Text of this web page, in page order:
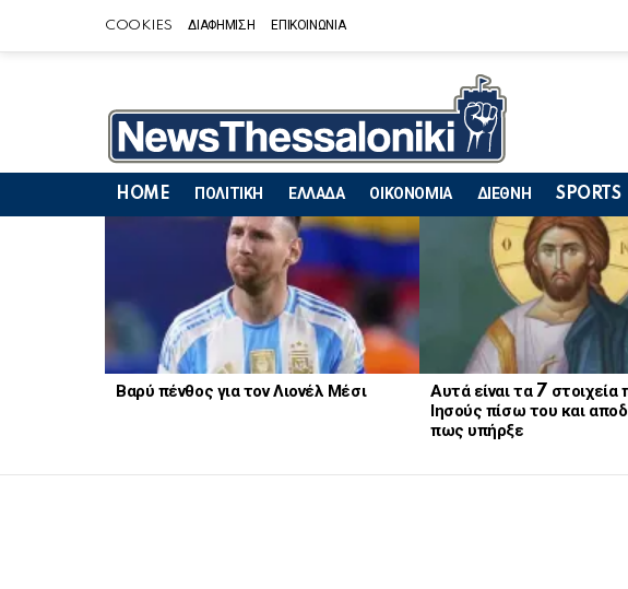
COOKIES ΔΙΑΦΗΜΙΣΗ ΕΠΙΚΟΙΝΩΝΙΑ
HOME ΠΟΛΙΤΙΚΗ ΕΛΛΑΔΑ ΟΙΚΟΝΟΜΙΑ ΔΙΕΘΝΗ SPORTS
Βαρύ πένθος για τον Λιονέλ Μέσι
Αυτά είναι τα 7
Ιησούς πίσω του και
πως υπήρξε